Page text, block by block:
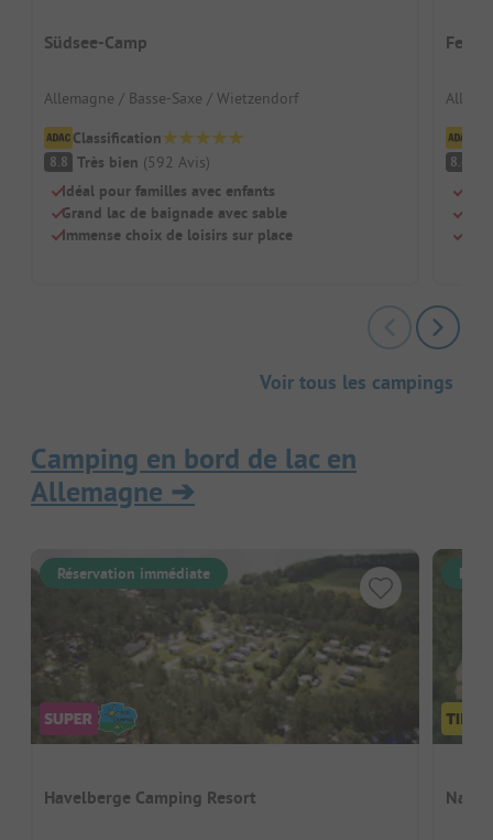
Südsee-Camp
Allemagne / Basse-Saxe / Wietzendorf
Classification
8.8 Très bien (592 Avis)
Idéal pour familles avec enfants
Grand lac de baignade avec sable
Immense choix de loisirs sur place
8.6
Voir tous les campings
Camping en bord de lac en
Allemagne ➔
Réservation immédiate
Havelberge Camping Resort